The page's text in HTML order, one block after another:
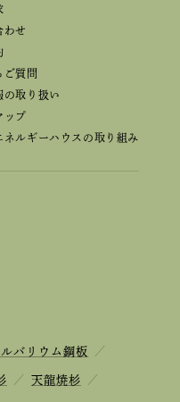
わせ
ご質問
の取り扱い
ップ
ネルギーハウスの取り組み
ルバリウム鋼板 ／
／ 天龍焼杉 ／